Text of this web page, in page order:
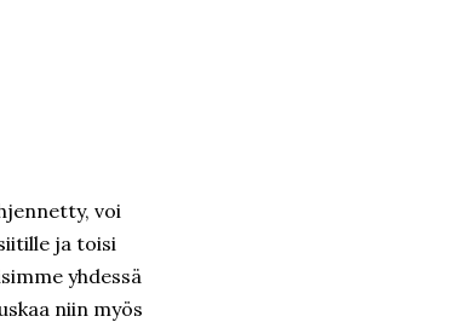
voi
ja toisi
yhdessä
niin myös